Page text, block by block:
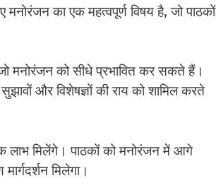
का एक महत्वपूर्ण विषय है, जो पाठकों
मनोरंजन को सीधे प्रभावित कर सकते हैं।
और विशेषज्ञों की राय को शामिल करते
लाभ मिलेंगे। पाठकों को मनोरंजन में आगे
मिलेगा।